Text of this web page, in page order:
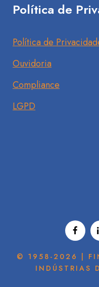
Política de
Política de
Ouvidoria
Compliance
LGPD
© 1958-2026 |
INDÚSTRIAS